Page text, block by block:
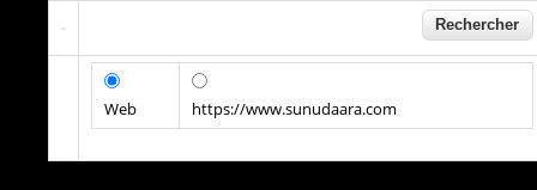
Web https://www.sunudaara.com